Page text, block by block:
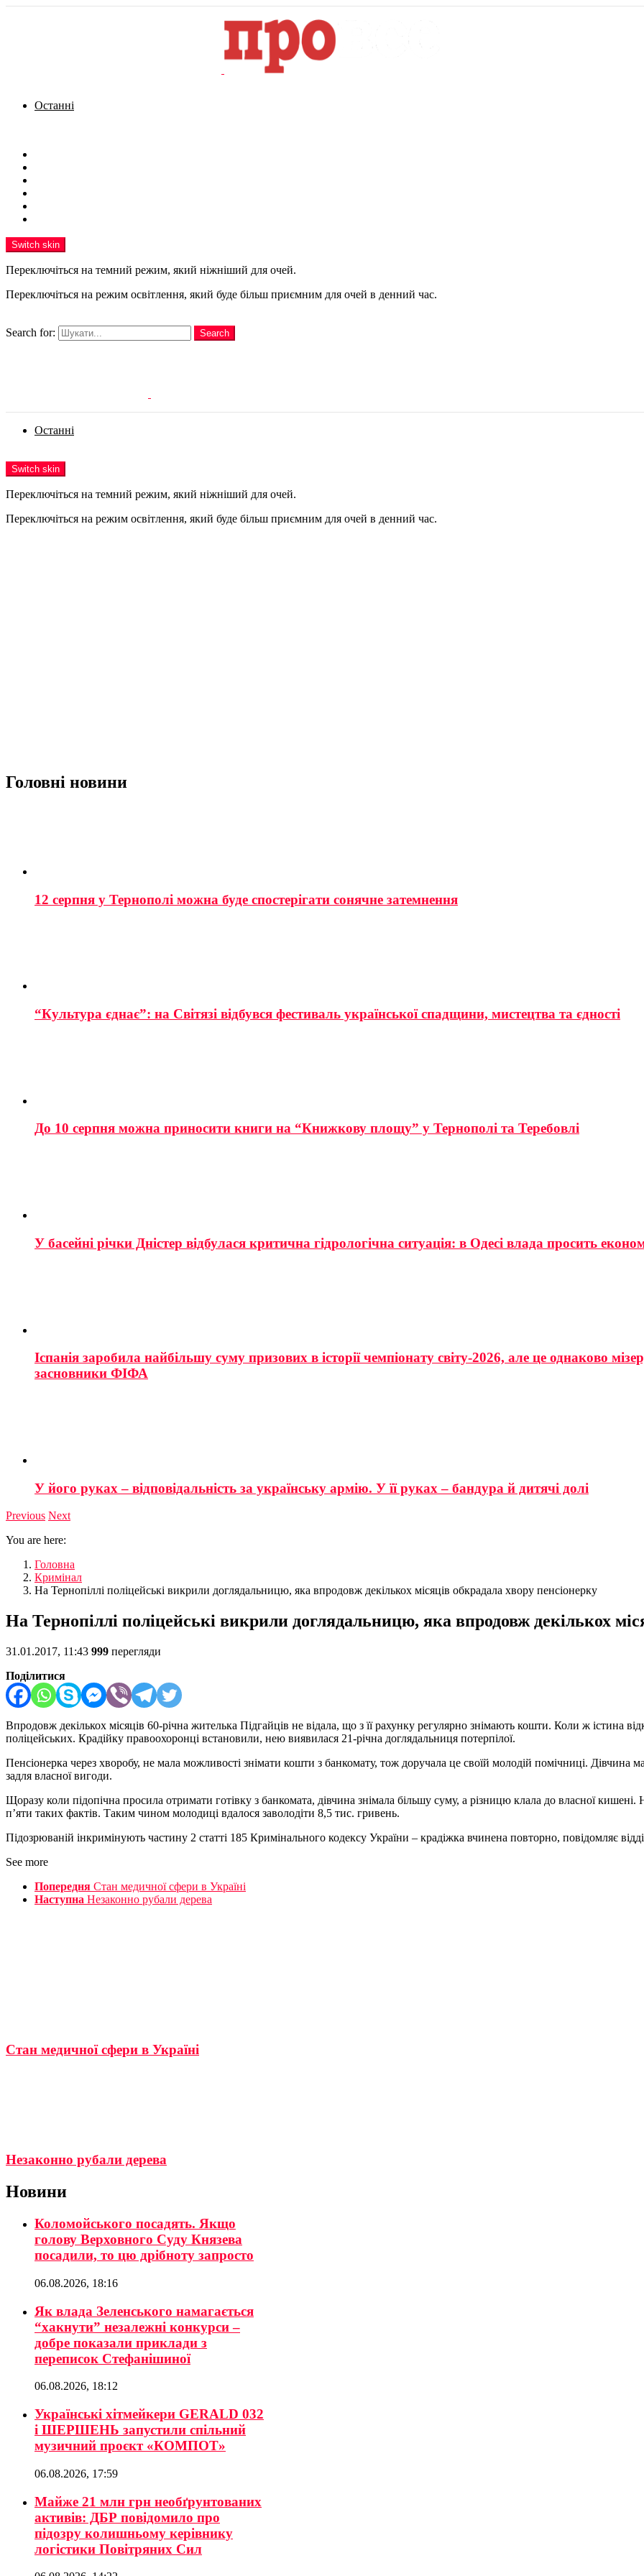
Останні
Switch skin
Переключіться на темний режим, який ніжніший для очей.
Переключіться на режим освітлення, який буде більш приємним для очей в денний час.
Search for:
Search
Останні
Switch skin
Переключіться на темний режим, який ніжніший для очей.
Переключіться на режим освітлення, який буде більш приємним для очей в денний час.
Головні новини
12 серпня у Тернополі можна буде спостерігати сонячне затемнення
“Культура єднає”: на Світязі відбувся фестиваль української спадщини, мистецтва та єдності
До 10 серпня можна приносити книги на “Книжкову площу” у Тернополі та Теребовлі
У басейні річки Дністер відбулася критична гідрологічна ситуація: в Одесі влада просить
Іспанія заробила найбільшу суму призових в історії чемпіонату світу-2026, але це однаково
засновники ФІФА
У його руках – відповідальність за українську армію. У її руках – бандура й дитячі долі
Previous Next
You are here:
Головна
Кримінал
На Тернопіллі поліцейські викрили доглядальницю, яка впродовж декількох місяців обкрадала хвору пенсіонерку
На Тернопіллі поліцейські викрили доглядальницю, яка впродовж декількох
31.01.2017, 11:43 999 перегляди
Поділитися
Впродовж декількох місяців 60-річна жителька Підгайців не відала, що з її рахунку регулярно знімають кошти. Коли ж істина
поліцейських. Крадійку правоохоронці встановили, нею виявилася 21-річна доглядальниця потерпілої.
Пенсіонерка через хворобу, не мала можливості знімати кошти з банкомату, тож доручала це своїй молодій помічниці. Дівчина
задля власної вигоди.
Щоразу коли підопічна просила отримати готівку з банкомата, дівчина знімала більшу суму, а різницю клала до власної
п’яти таких фактів. Таким чином молодиці вдалося заволодіти 8,5 тис. гривень.
Підозрюваній інкримінують частину 2 статті 185 Кримінального кодексу України – крадіжка вчинена повторно, повідомляє
See more
Попередня Стан медичної сфери в Україні
Наступна Незаконно рубали дерева
Стан медичної сфери в Україні
Незаконно рубали дерева
Новини
Коломойського посадять. Якщо
голову Верховного Суду Князева
посадили, то цю дрібноту запросто
06.08.2026, 18:16
Як влада Зеленського намагається
“хакнути” незалежні конкурси –
добре показали приклади з
переписок Стефанішиної
06.08.2026, 18:12
Українські хітмейкери GERALD 032
і ШЕРШЕНЬ запустили спільний
музичний проєкт «КОМПОТ»
06.08.2026, 17:59
Майже 21 млн грн необґрунтованих
активів: ДБР повідомило про
підозру колишньому керівнику
логістики Повітряних Сил